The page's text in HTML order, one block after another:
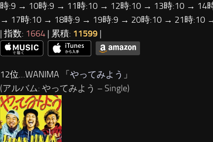
時:9 → 10時:9 → 11時:10 → 12時:10 → 13時:10 → 14
→ 17時:10 → 18時:9 → 19時:9 → 20時:10 → 21時:10
| 指数: 1664 | 累積: 11599 |
12位…WANIMA 「 やってみよう 」
(アルバム: やってみよう – Single)